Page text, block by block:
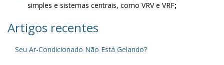
simples e sistemas centrais, como VRV e VRF;
Artigos recentes
Seu Ar-Condicionado Não Está Gelando?